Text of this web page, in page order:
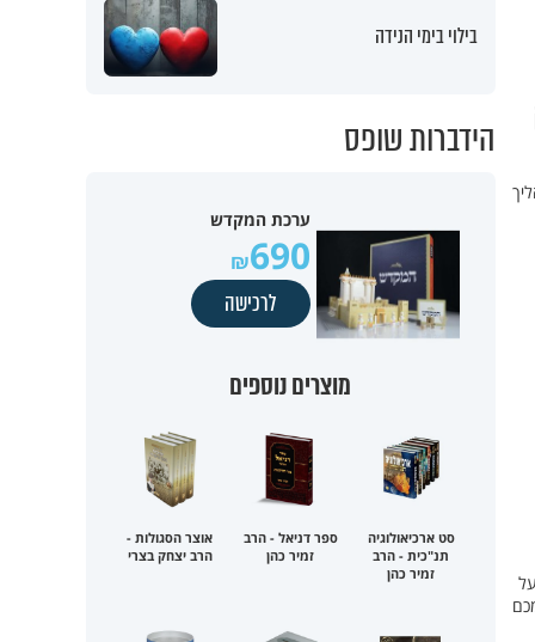
בילוי בימי הנידה
הידברות שופס
ערכת המקדש
690
לרכישה
מוצרים נוספים
סט ארכיאולוגיה
תנ"כית - הרב
זמיר כהן
ספר דניאל - הרב
זמיר כהן
אוצר הסגולות -
הרב יצחק בצרי